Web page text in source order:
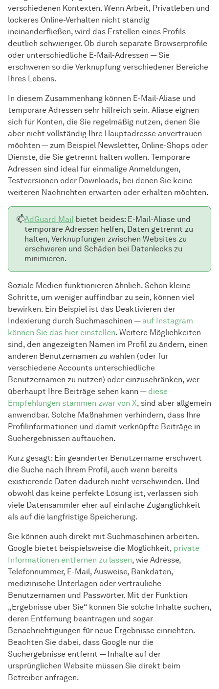
verschiedenen Kontexten. Wenn Arbeit, Privatleben und
lockeres Online-Verhalten nicht ständig
ineinanderfließen, wird das Erstellen eines Profils
deutlich schwieriger. Ob durch separate Browserprofile
oder unterschiedliche E-Mail-Adressen — Sie
erschweren so die Verknüpfung verschiedener Bereiche
Ihres Lebens.
In diesem Zusammenhang können E-Mail-Aliase und
temporäre Adressen sehr hilfreich sein. Aliase eignen
sich für Konten, die Sie regelmäßig nutzen, denen Sie
aber nicht vollständig Ihre Hauptadresse anvertrauen
möchten — zum Beispiel Newsletter, Online-Shops oder
Dienste, die Sie getrennt halten wollen. Temporäre
Adressen sind ideal für einmalige Anmeldungen,
Testversionen oder Downloads, bei denen Sie keine
weiteren Nachrichten erwarten oder erhalten möchten.
📫AdGuard Mail bietet beides: E-Mail-Aliase und
temporäre Adressen helfen, Daten getrennt zu
halten, Verknüpfungen zwischen Websites zu
erschweren und Schäden bei Datenlecks zu
minimieren.
Soziale Medien funktionieren ähnlich. Schon kleine
Schritte, um weniger auffindbar zu sein, können viel
bewirken. Ein Beispiel ist das Deaktivieren der
Indexierung durch Suchmaschinen —auf Instagram
können Sie das hier einstellen. Weitere Möglichkeiten
sind, den angezeigten Namen im Profil zu ändern, einen
anderen Benutzernamen zu wählen (oder für
verschiedene Accounts unterschiedliche
Benutzernamen zu nutzen) oder einzuschränken, wer
überhaupt Ihre Beiträge sehen kann — diese
Empfehlungen stammen zwar von X, sind aber allgemein
anwendbar. Solche Maßnahmen verhindern, dass Ihre
Profilinformationen und damit verknüpfte Beiträge in
Suchergebnissen auftauchen.
Kurz gesagt: Ein geänderter Benutzername erschwert
die Suche nach Ihrem Profil, auch wenn bereits
existierende Daten dadurch nicht verschwinden. Und
obwohl das keine perfekte Lösung ist, verlassen sich
viele Datensammler eher auf einfache Zugänglichkeit
als auf die langfristige Speicherung.
Sie können auch direkt mit Suchmaschinen arbeiten.
Google bietet beispielsweise die Möglichkeit, private
Informationen entfernen zu lassen, wie Adresse,
Telefonnummer, E-Mail, Ausweise, Bankdaten,
medizinische Unterlagen oder vertrauliche
Benutzernamen und Passwörter. Mit der Funktion
„Ergebnisse über Sie“ können Sie solche Inhalte suchen,
deren Entfernung beantragen und sogar
Benachrichtigungen für neue Ergebnisse einrichten.
Beachten Sie dabei, dass Google nur die
Suchergebnisse entfernt — Inhalte auf der
ursprünglichen Website müssen Sie direkt beim
Betreiber anfragen.